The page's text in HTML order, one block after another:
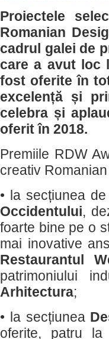
Proiectele
Romanian
cadrul galei de
care a avut loc
fost oferite în
excelență și
celebra și
oferit în 2018.
Premiile RDW
creativ
• la secțiunea de
Occidentului,
foarte bine pe o
mai inovative
Restaurantul
patrimoniului
Arhitectura;
• la secțiunea
oferite, patru